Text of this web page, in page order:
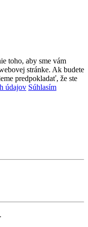
toho, aby sme vám
stránke. Ak budete
predpokladať, že ste
údajov Súhlasím